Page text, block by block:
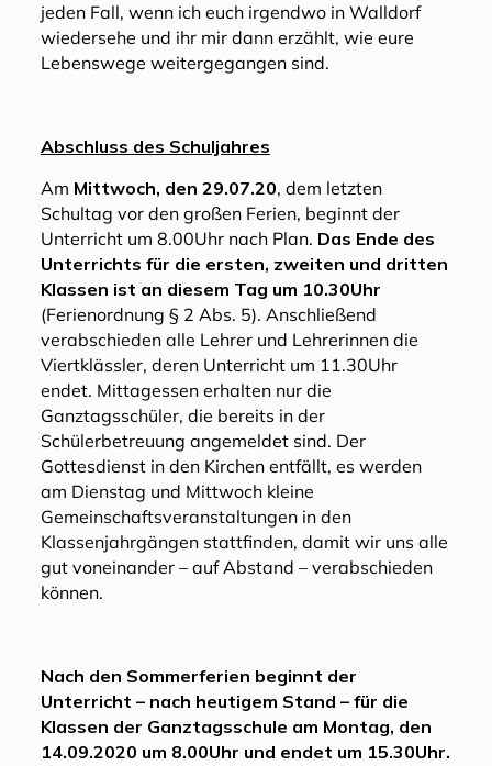
jeden Fall, wenn ich euch irgendwo in Walldorf
wiedersehe und ihr mir dann erzählt, wie eure
Lebenswege weitergegangen sind.
Abschluss des Schuljahres
Am Mittwoch, den 29.07.20, dem letzten
Schultag vor den großen Ferien, beginnt der
Unterricht um 8.00Uhr nach Plan. Das Ende des
Unterrichts für die ersten, zweiten und dritten
Klassen ist an diesem Tag um 10.30Uhr
(Ferienordnung § 2 Abs. 5). Anschließend
verabschieden alle Lehrer und Lehrerinnen die
Viertklässler, deren Unterricht um 11.30Uhr
endet. Mittagessen erhalten nur die
Ganztagsschüler, die bereits in der
Schülerbetreuung angemeldet sind. Der
Gottesdienst in den Kirchen entfällt, es werden
am Dienstag und Mittwoch kleine
Gemeinschaftsveranstaltungen in den
Klassenjahrgängen stattfinden, damit wir uns alle
gut voneinander – auf Abstand – verabschieden
können.
Nach den Sommerferien beginnt der
Unterricht – nach heutigem Stand – für die
Klassen der Ganztagsschule am Montag, den
14.09.2020 um 8.00Uhr und endet um 15.30Uhr.